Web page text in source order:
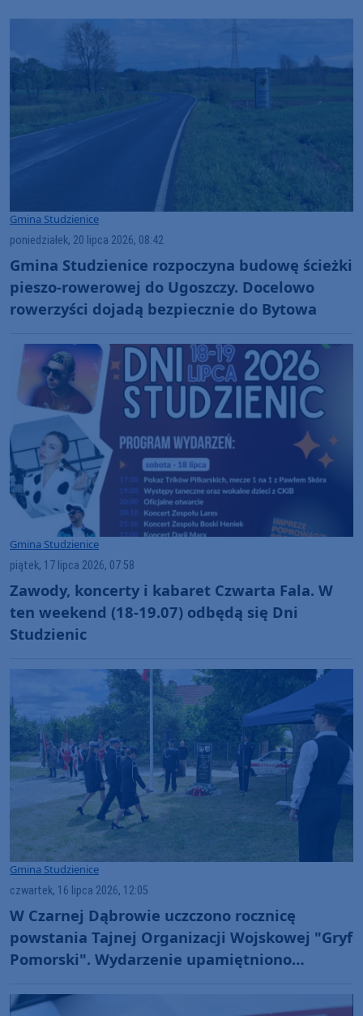
Gmina Studzienice
poniedziałek, 20 lipca 2026, 08:42
Gmina Studzienice rozpoczyna budowę ścieżki
pieszo-rowerowej do Ugoszczy. Docelowo
rowerzyści dojadą bezpiecznie do Bytowa
Gmina Studzienice
piątek, 17 lipca 2026, 07:58
Zawody, koncerty i kabaret Czwarta Fala. W
ten weekend (18-19.07) odbędą się Dni
Studzienic
Gmina Studzienice
czwartek, 16 lipca 2026, 12:05
W Czarnej Dąbrowie uczczono rocznicę
powstania Tajnej Organizacji Wojskowej "Gryf
Pomorski". Wydarzenie upamiętniono